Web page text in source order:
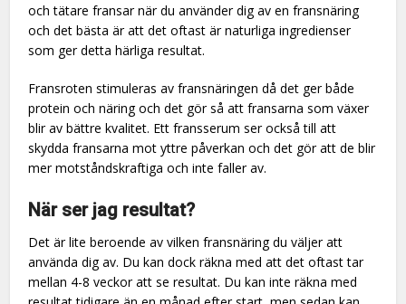
och tätare fransar när du använder dig av en fransnäring
och det bästa är att det oftast är naturliga ingredienser
som ger detta härliga resultat.
Fransroten stimuleras av fransnäringen då det ger både
protein och näring och det gör så att fransarna som växer
blir av bättre kvalitet. Ett fransserum ser också till att
skydda fransarna mot yttre påverkan och det gör att de blir
mer motståndskraftiga och inte faller av.
När ser jag resultat?
Det är lite beroende av vilken fransnäring du väljer att
använda dig av. Du kan dock räkna med att det oftast tar
mellan 4-8 veckor att se resultat. Du kan inte räkna med